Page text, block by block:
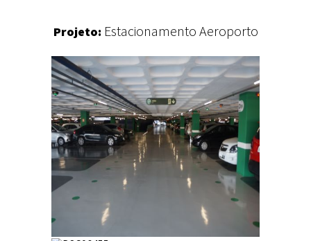
Projeto: Estacionamento Aeroporto